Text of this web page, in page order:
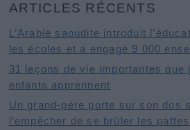
ARTICLES RÉCENTS
L’Arabie saoudite introduit
les écoles et a engagé 9 000
31 leçons de vie importantes que
enfants apprennent
Un grand-père porte sur son dos
l’empêcher de se brûler les